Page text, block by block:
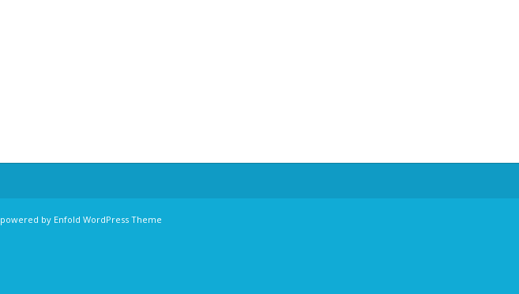
powered by Enfold WordPress Theme